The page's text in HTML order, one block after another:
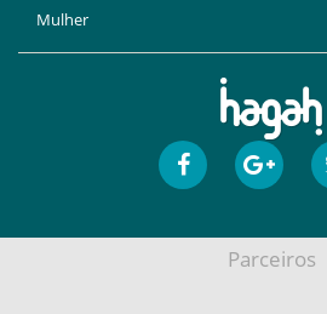
Mulher
Parceiros